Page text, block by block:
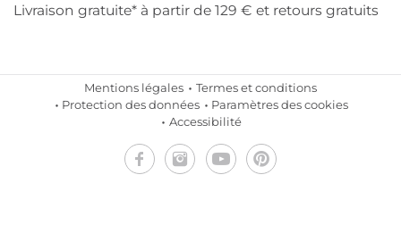
Livraison gratuite* à partir de 129 € et retours gratuits
Mentions légales
Termes et conditions
Protection des données
Paramètres des cookies
Accessibilité